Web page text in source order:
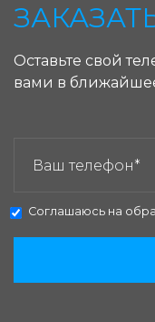
Оставьте свой
вами в
Соглашаюсь на